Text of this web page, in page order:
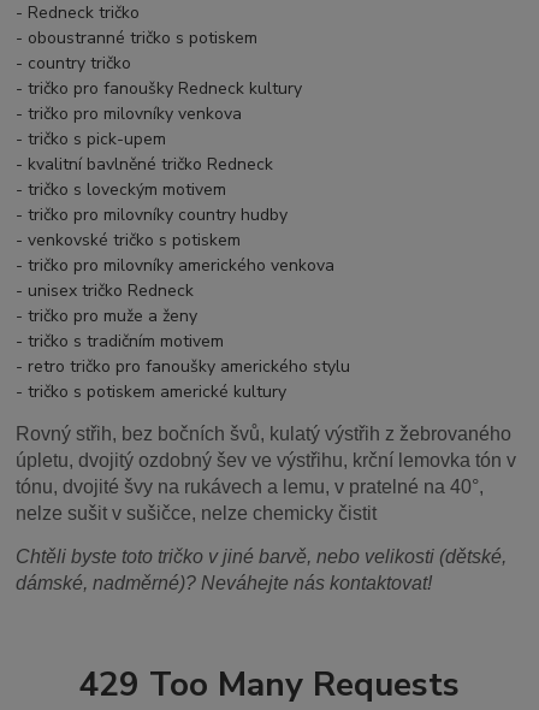
- Redneck tričko
- oboustranné tričko s potiskem
- country tričko
- tričko pro fanoušky Redneck kultury
- tričko pro milovníky venkova
- tričko s pick-upem
- kvalitní bavlněné tričko Redneck
- tričko s loveckým motivem
- tričko pro milovníky country hudby
- venkovské tričko s potiskem
- tričko pro milovníky amerického venkova
- unisex tričko Redneck
- tričko pro muže a ženy
- tričko s tradičním motivem
- retro tričko pro fanoušky amerického stylu
- tričko s potiskem americké kultury
Rovný střih, bez bočních švů, kulatý výstřih z žebrovaného
úpletu, dvojitý ozdobný šev ve výstřihu, krční lemovka tón v
tónu, dvojité švy na rukávech a lemu, v pratelné na 40°,
nelze sušit v sušičce, nelze chemicky čistit
Chtěli byste toto tričko v jiné barvě, nebo velikosti (dětské,
dámské, nadměrné)? Neváhejte nás kontaktovat!
429 Too Many Requests